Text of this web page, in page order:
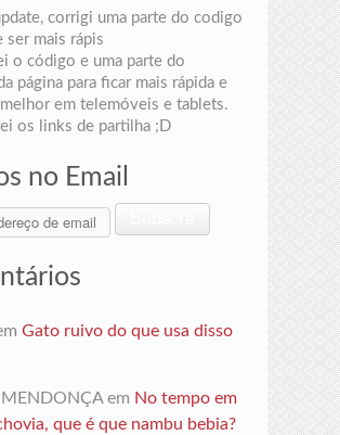
corrigi uma parte do codigo
ser mais rápis
o código e uma parte do
página para ficar mais rápida e
em telemóveis e tablets.
os links de partilha ;D
no Email
ver
Gato ruivo do que usa disso
em No tempo em
que é que nambu bebia?